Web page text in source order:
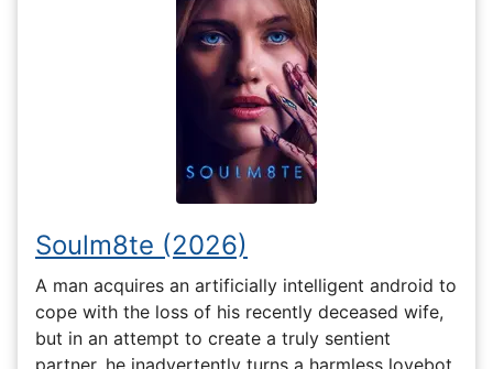
Soulm8te (2026)
A man acquires an artificially intelligent android to
cope with the loss of his recently deceased wife,
but in an attempt to create a truly sentient